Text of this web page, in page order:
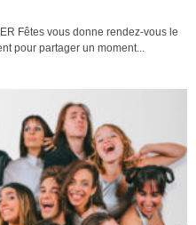
Fêtes vous donne rendez-vous le
pour partager un moment...